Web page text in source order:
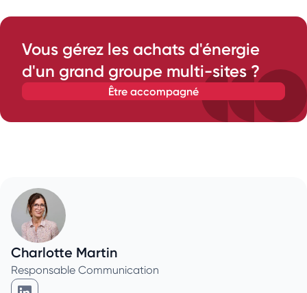
Vous gérez les achats d'énergie
d'un grand groupe multi-sites ?
être accompagné
Charlotte Martin
Responsable Communication